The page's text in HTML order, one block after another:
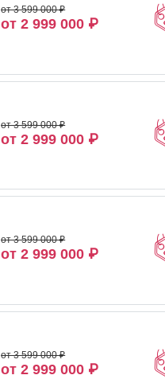
от 3 599 000 ₽
от 2 999 000 ₽
от 3 599 000 ₽
от 2 999 000 ₽
от 3 599 000 ₽
от 2 999 000 ₽
от 3 599 000 ₽
от 2 999 000 ₽